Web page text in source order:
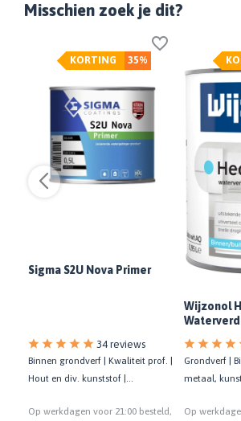
Misschien zoek je dit?
35%
KORTING
Sigma S2U Nova Primer
34 reviews
Binnen grondverf | Kwaliteit prof. |
Hout en div. kunststof |
Op werkdagen voor 21:00 besteld,
Wijzonol
Grondverf |
metaal,
Op